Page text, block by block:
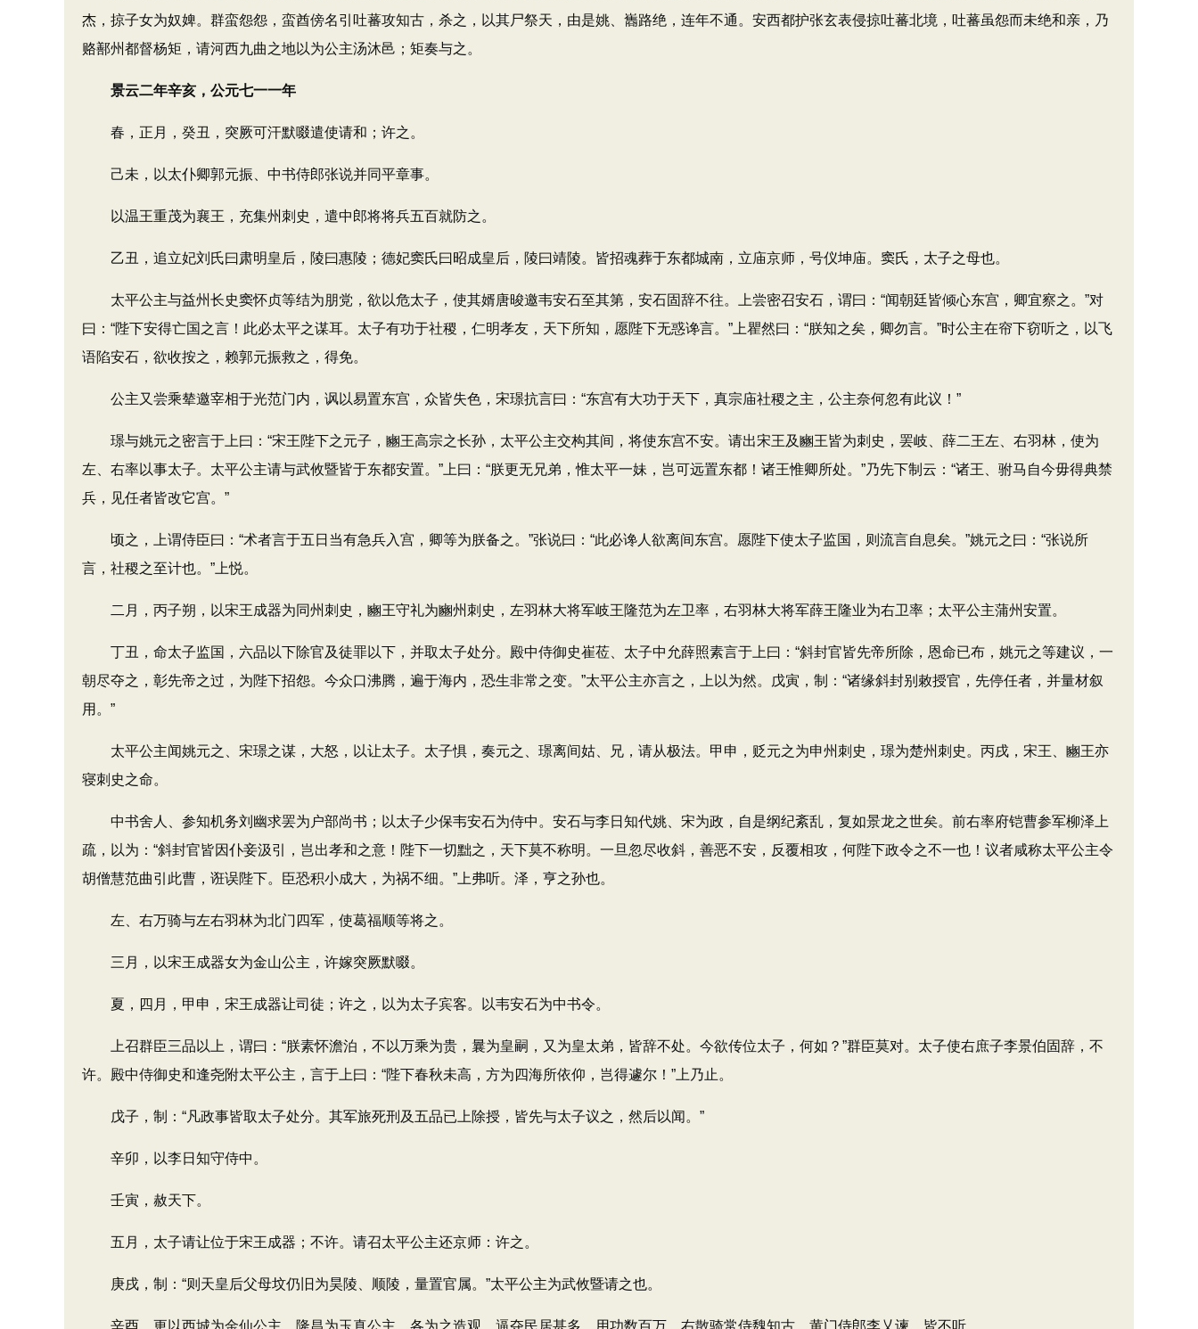
杰，掠子女为奴婢。群蛮怨怨，蛮酋傍名引吐蕃攻知古，杀之，以其尸祭天，由是姚、巂路绝，连年不通。安西都护张玄表侵掠吐蕃北境，吐蕃虽怨而未绝和亲，乃
赂鄯州都督杨矩，请河西九曲之地以为公主汤沐邑；矩奏与之。
景云二年辛亥，公元七一一年
春，正月，癸丑，突厥可汗默啜遣使请和；许之。
己未，以太仆卿郭元振、中书侍郎张说并同平章事。
以温王重茂为襄王，充集州刺史，遣中郎将将兵五百就防之。
乙丑，追立妃刘氏曰肃明皇后，陵曰惠陵；德妃窦氏曰昭成皇后，陵曰靖陵。皆招魂葬于东都城南，立庙京师，号仪坤庙。窦氏，太子之母也。
太平公主与益州长史窦怀贞等结为朋党，欲以危太子，使其婿唐晙邀韦安石至其第，安石固辞不往。上尝密召安石，谓曰：“闻朝廷皆倾心东宫，卿宜察之。”对
曰：“陛下安得亡国之言！此必太平之谋耳。太子有功于社稷，仁明孝友，天下所知，愿陛下无惑谗言。”上瞿然曰：“朕知之矣，卿勿言。”时公主在帘下窃听之，以飞
语陷安石，欲收按之，赖郭元振救之，得免。
公主又尝乘辇邀宰相于光范门内，讽以易置东宫，众皆失色，宋璟抗言曰：“东宫有大功于天下，真宗庙社稷之主，公主奈何忽有此议！”
璟与姚元之密言于上曰：“宋王陛下之元子，豳王高宗之长孙，太平公主交构其间，将使东宫不安。请出宋王及豳王皆为刺史，罢岐、薛二王左、右羽林，使为
左、右率以事太子。太平公主请与武攸暨皆于东都安置。”上曰：“朕更无兄弟，惟太平一妹，岂可远置东都！诸王惟卿所处。”乃先下制云：“诸王、驸马自今毋得典禁
兵，见任者皆改它宫。”
顷之，上谓侍臣曰：“术者言于五日当有急兵入宫，卿等为朕备之。”张说曰：“此必谗人欲离间东宫。愿陛下使太子监国，则流言自息矣。”姚元之曰：“张说所
言，社稷之至计也。”上悦。
二月，丙子朔，以宋王成器为同州刺史，豳王守礼为豳州刺史，左羽林大将军岐王隆范为左卫率，右羽林大将军薛王隆业为右卫率；太平公主蒲州安置。
丁丑，命太子监国，六品以下除官及徒罪以下，并取太子处分。殿中侍御史崔莅、太子中允薛照素言于上曰：“斜封官皆先帝所除，恩命已布，姚元之等建议，一
朝尽夺之，彰先帝之过，为陛下招怨。今众口沸腾，遍于海内，恐生非常之变。”太平公主亦言之，上以为然。戊寅，制：“诸缘斜封别敕授官，先停任者，并量材叙
用。”
太平公主闻姚元之、宋璟之谋，大怒，以让太子。太子惧，奏元之、璟离间姑、兄，请从极法。甲申，贬元之为申州刺史，璟为楚州刺史。丙戌，宋王、豳王亦
寝刺史之命。
中书舍人、参知机务刘幽求罢为户部尚书；以太子少保韦安石为侍中。安石与李日知代姚、宋为政，自是纲纪紊乱，复如景龙之世矣。前右率府铠曹参军柳泽上
疏，以为：“斜封官皆因仆妾汲引，岂出孝和之意！陛下一切黜之，天下莫不称明。一旦忽尽收斜，善恶不安，反覆相攻，何陛下政令之不一也！议者咸称太平公主令
胡僧慧范曲引此曹，诳误陛下。臣恐积小成大，为祸不细。”上弗听。泽，亨之孙也。
左、右万骑与左右羽林为北门四军，使葛福顺等将之。
三月，以宋王成器女为金山公主，许嫁突厥默啜。
夏，四月，甲申，宋王成器让司徒；许之，以为太子宾客。以韦安石为中书令。
上召群臣三品以上，谓曰：“朕素怀澹泊，不以万乘为贵，曩为皇嗣，又为皇太弟，皆辞不处。今欲传位太子，何如？”群臣莫对。太子使右庶子李景伯固辞，不
许。殿中侍御史和逢尧附太平公主，言于上曰：“陛下春秋未高，方为四海所依仰，岂得遽尔！”上乃止。
戊子，制：“凡政事皆取太子处分。其军旅死刑及五品已上除授，皆先与太子议之，然后以闻。”
辛卯，以李日知守侍中。
壬寅，赦天下。
五月，太子请让位于宋王成器；不许。请召太平公主还京师：许之。
庚戌，制：“则天皇后父母坟仍旧为昊陵、顺陵，量置官属。”太平公主为武攸暨请之也。
辛酉，更以西城为金仙公主，隆昌为玉真公主，各为之造观，逼夺民居甚多，用功数百万。右散骑常侍魏知古、黄门侍郎李乂谏，皆不听。